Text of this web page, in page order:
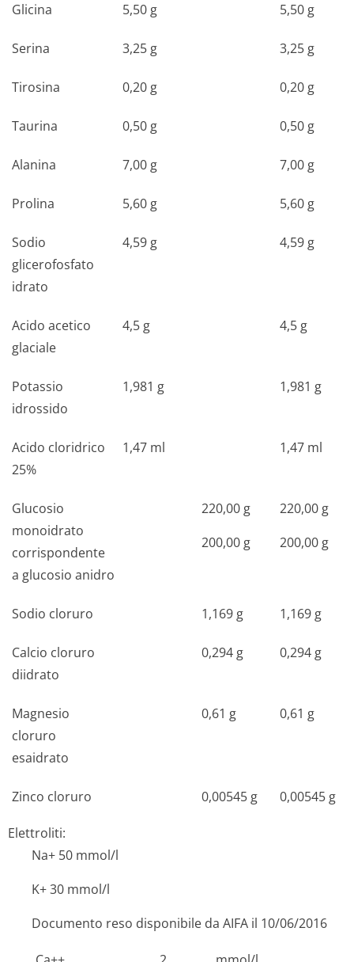
Glicina 5,50 g 5,50 g
Serina 3,25 g 3,25 g
Tirosina 0,20 g 0,20 g
Taurina 0,50 g 0,50 g
Alanina 7,00 g 7,00 g
Prolina 5,60 g 5,60 g
Sodio
glicerofosfato
idrato
4,59 g 4,59 g
Acido acetico
glaciale
4,5 g 4,5 g
Potassio
idrossido
1,981 g 1,981 g
Acido cloridrico
25%
1,47 ml 1,47 ml
Glucosio
monoidrato
corrispondente
a glucosio anidro
220,00 g
200,00 g
220,00 g
200,00 g
Sodio cloruro 1,169 g 1,169 g
Calcio cloruro
diidrato
0,294 g 0,294 g
Magnesio
cloruro
esaidrato
0,61 g 0,61 g
Zinco cloruro 0,00545 g 0,00545 g
Elettroliti:
Na+ 50 mmol/l
K+ 30 mmol/l
Documento reso disponibile da AIFA il 10/06/2016